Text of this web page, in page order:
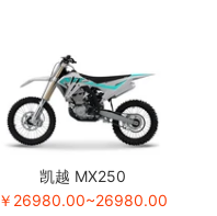
凯越 MX250
￥26980.00~26980.00